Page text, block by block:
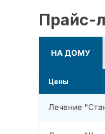
Прайс-
НА ДОМУ
Цены
Лечение